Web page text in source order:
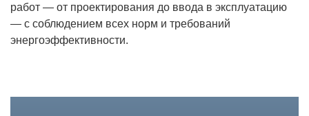
работ — от проектирования до ввода в эксплуатацию
— с соблюдением всех норм и требований
энергоэффективности.